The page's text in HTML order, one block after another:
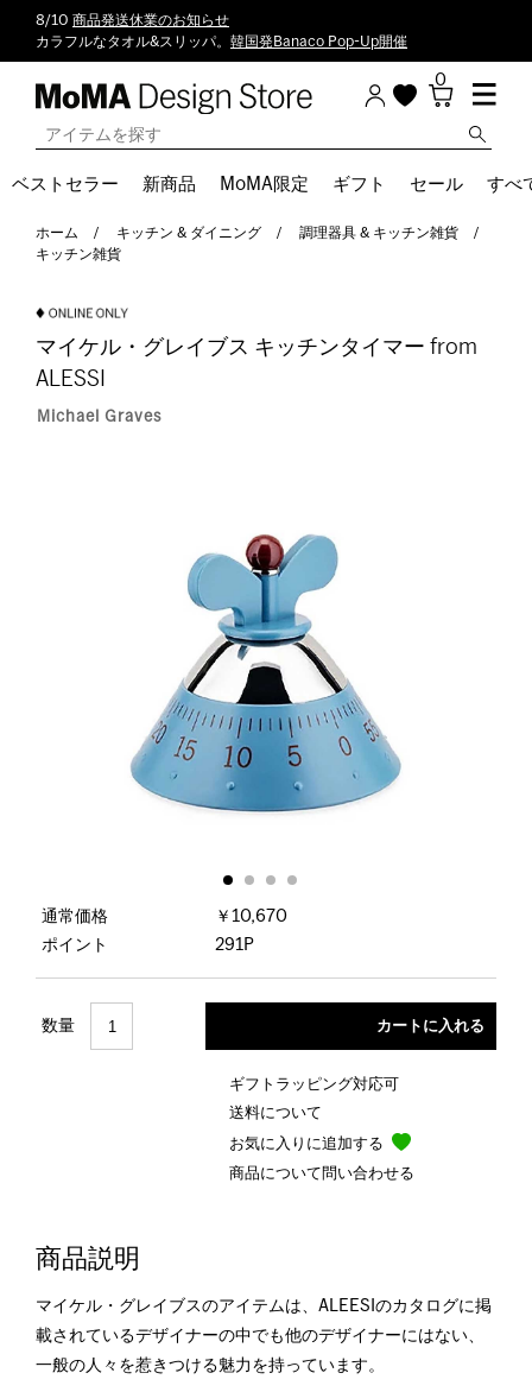
8/10 商品発送休業のお知らせ
カラフルなタオル&スリッパ。 韓国発Banaco Pop-Up開催
0
ベストセラー 新商品 MoMA限定 ギフト セール すべ
ホーム キッチン & ダイニング
調理器具 & キッチン雑貨
キッチン雑貨
マイケル・グレイブス キッチンタイマー from
ALESSI
Michael Graves
通常価格
￥10,670
ポイント
291P
数量
ギフトラッピング対応可
送料について
お気に入りに追加する
商品について問い合わせる
商品説明
マイケル・グレイブスのアイテムは、ALEESIのカタログに掲
載されているデザイナーの中でも他のデザイナーにはない、
一般の人々を惹きつける魅力を持っています。